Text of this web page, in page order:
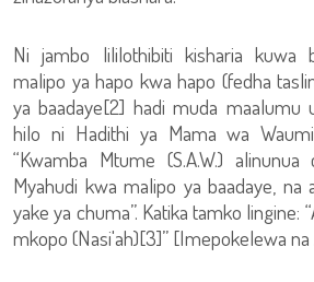
Ni jambo lililothibiti kisharia kuwa
malipo ya hapo kwa hapo (fedha
ya baadaye[2] hadi muda maalumu
hilo ni Hadithi ya Mama wa
“Kwamba Mtume (S.A.W.)
Myahudi kwa malipo ya baadaye, na
yake ya chuma”. Katika tamko lingine:
mkopo (Nasi'ah)[3]” [Imepokelewa